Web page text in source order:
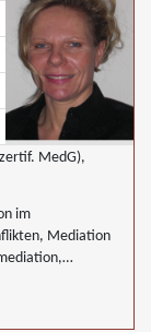
MedG),
im
Mediation